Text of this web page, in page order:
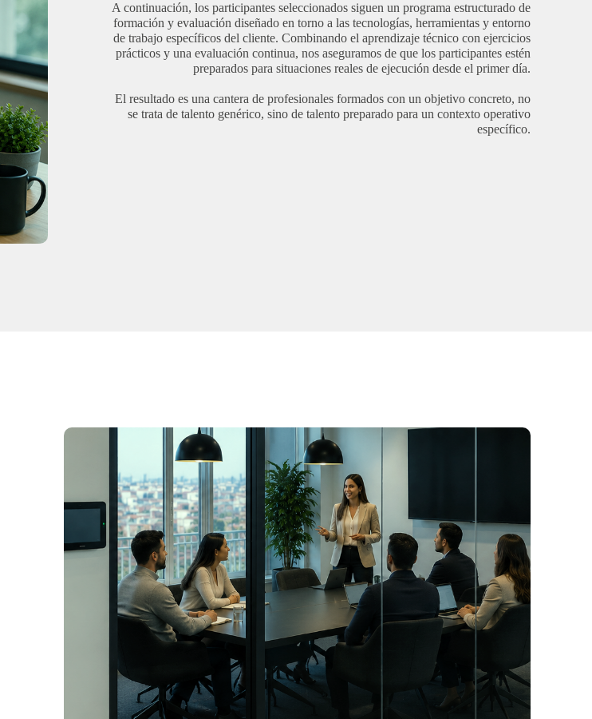
A continuación, los participantes seleccionados siguen un programa estructurado de
formación y evaluación diseñado en torno a las tecnologías, herramientas y entorno
de trabajo específicos del cliente. Combinando el aprendizaje técnico con ejercicios
prácticos y una evaluación continua, nos aseguramos de que los participantes estén
preparados para situaciones reales de ejecución desde el primer día.
El resultado es una cantera de profesionales formados con un objetivo concreto, no
se trata de talento genérico, sino de talento preparado para un contexto operativo
específico.